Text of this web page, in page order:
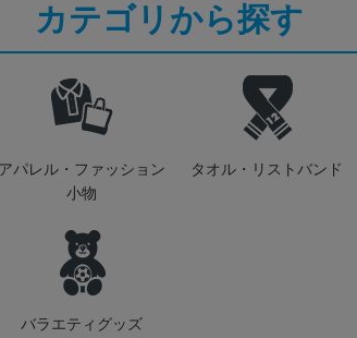
カテゴリから探す
アパレル・ファッション
小物
タオル・リストバンド
バラエティグッズ